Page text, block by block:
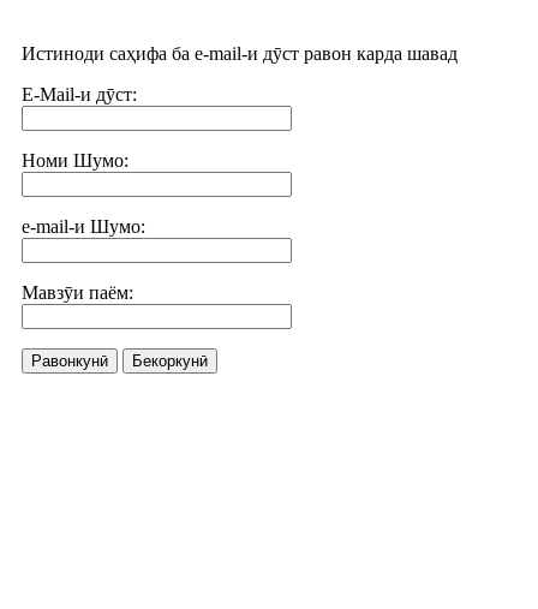
Истиноди саҳифа ба e-mail-и дӯст равон карда шавад
E-Mail-и дӯст:
Номи Шумо:
e-mail-и Шумо:
Мавзӯи паём:
Равонкунӣ Бекоркунӣ